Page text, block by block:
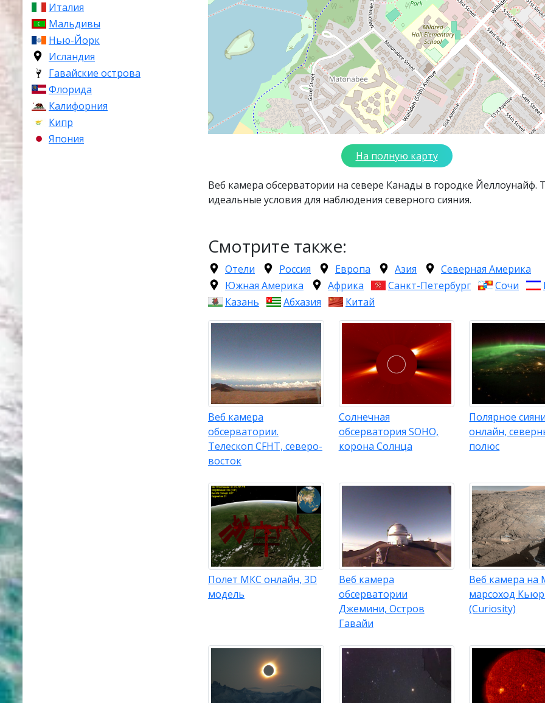
Италия
Мальдивы
Нью-Йорк
Исландия
Гавайские острова
Флорида
Калифорния
Кипр
Япония
На полную карту
Веб камера обсерватории на севере Канады в городке Йеллоунайф.
идеальные условия для наблюдения северного сияния.
Смотрите также:
Отели Россия Европа Азия
Северная Америка
Южная Америка
Африка Санкт-Петербург Сочи
Казань
Абхазия Китай
Веб камера
обсерватории.
Телескоп CFHT, северо-
восток
Солнечная
обсерватория SOHO,
корона Солнца
Полярное
онлайн,
полюс
Полет МКС онлайн, 3D
модель
Веб камера
обсерватории
Джемини, Остров
Гавайи
Веб камера на
марсоход
(Curiosity)